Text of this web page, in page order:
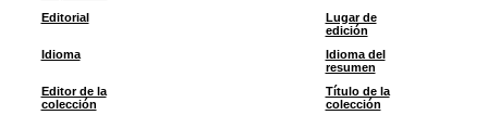
Editorial
Lugar de
edición
Idioma
Idioma del
resumen
Editor de la
colección
Título de la
colección